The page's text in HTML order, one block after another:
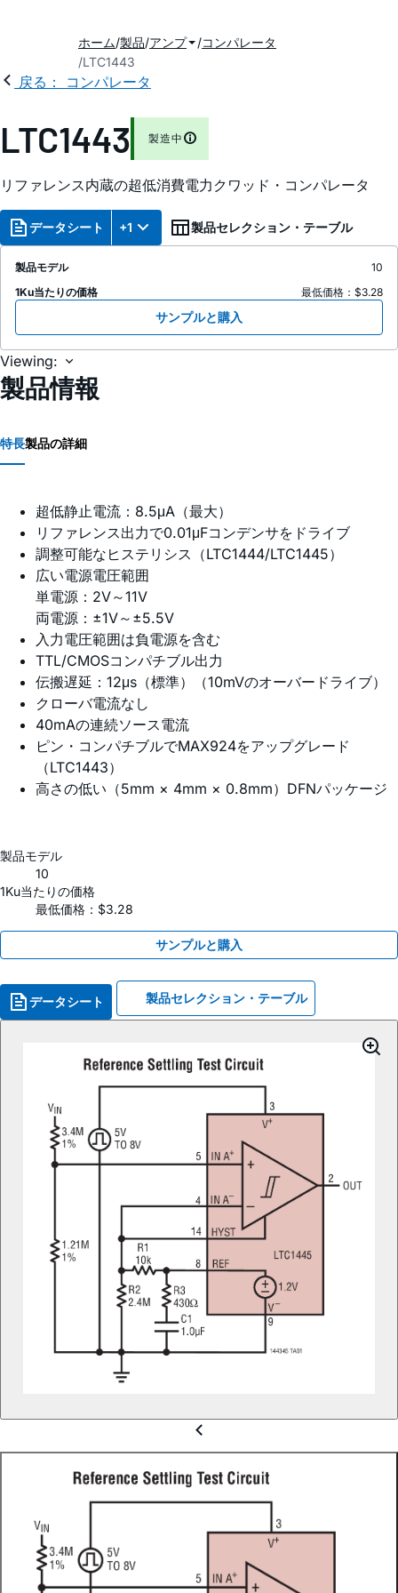
ホーム 製品 アンプ
コンパレータ
LTC1443
戻る： コンパレータ
LTC1443 製造中
リファレンス内蔵の超低消費電力クワッド・コンパレータ
データシート +1 製品セレクション・テーブル
製品モデル
10
1Ku当たりの価格
最低価格：$3.28
サンプルと購入
Viewing:
製品情報
特長製品の詳細
超低静止電流：8.5μA（最大）
リファレンス出力で0.01μFコンデンサをドライブ
調整可能なヒステリシス（LTC1444/LTC1445）
広い電源電圧範囲
単電源：2V～11V
両電源：±1V～±5.5V
入力電圧範囲は負電源を含む
TTL/CMOSコンパチブル出力
伝搬遅延：12μs（標準）（10mVのオーバードライブ）
クローバ電流なし
40mAの連続ソース電流
ピン・コンパチブルでMAX924をアップグレード
（LTC1443）
高さの低い（5mm × 4mm × 0.8mm）DFNパッケージ
製品モデル
10
1Ku当たりの価格
最低価格：$3.28
サンプルと購入
データシート 製品セレクション・テーブル